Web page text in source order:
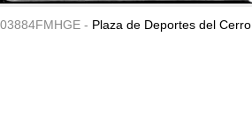
03884FMHGE - Plaza de Deportes del Cerro.